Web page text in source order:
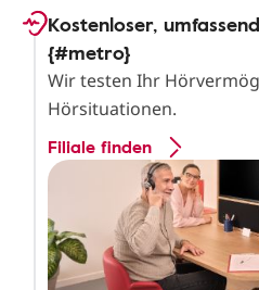
Kostenloser,
{#metro}
Wir testen Ihr
Hörsituationen.
Filiale finden